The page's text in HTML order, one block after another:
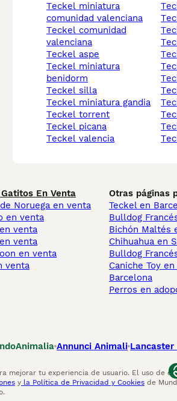
teckel miniatura
comunidad valenciana
teckel comunidad
valenciana
teckel aspe
teckel miniatura
benidorm
teckel silla
teckel miniatura gandia
teckel torrent
teckel picana
teckel valencia
En Venta
Noruega en venta
en venta
venta
venta
en venta
venta
Otras páginas
Teckel en
Bulldog
Bichón Maltés
Chihuahua en
Bulldog
Caniche Toy
Barcelona
Perros en
Annunci Animali Lancaster
mejorar tu experiencia de usuario. El uso de
y la Política de Privacidad y Cookies de